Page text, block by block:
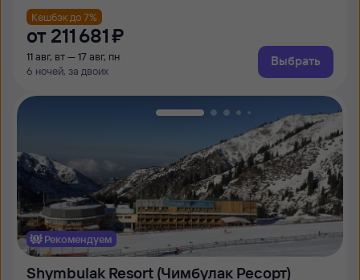
Кешбэк до 7%
от 211 ⁠681 ⁠₽
11 авг, вт — 17 авг, пн
6 ночей, за двоих
Выбрать
Рекомендуем
Shymbulak Resort (Чимбулак Ресорт)